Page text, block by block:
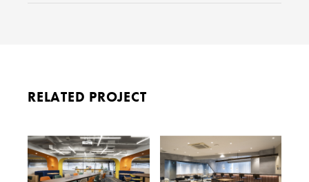
RELATED PROJECT